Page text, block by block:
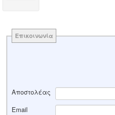
Επικοινωνία
Αποστολέας
Email